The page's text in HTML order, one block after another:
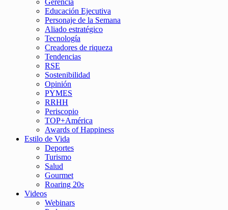
Gerencia
Educación Ejecutiva
Personaje de la Semana
Aliado estratégico
Tecnología
Creadores de riqueza
Tendencias
RSE
Sostenibilidad
Opinión
PYMES
RRHH
Periscopio
TOP+América
Awards of Happiness
Estilo de Vida
Deportes
Turismo
Salud
Gourmet
Roaring 20s
Videos
Webinars